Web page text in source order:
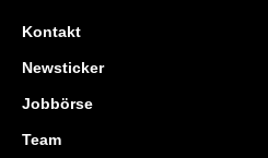
Kontakt
Newsticker
Jobbörse
Team